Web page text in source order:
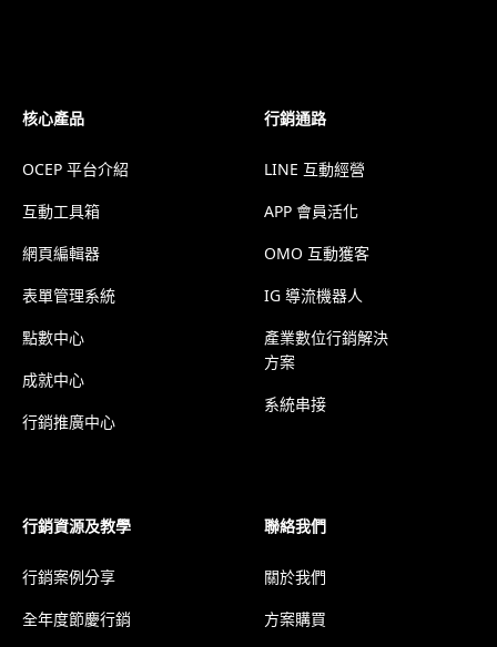
核心產品
OCEP 平台介紹
互動工具箱
網頁編輯器
表單管理系統
點數中心
成就中心
行銷推廣中心
行銷通路
LINE 互動經營
APP 會員活化
OMO 互動獲客
IG 導流機器人
產業數位行銷解決
方案
系統串接
行銷資源及教學
行銷案例分享
全年度節慶行銷
聯絡我們
關於我們
方案購買